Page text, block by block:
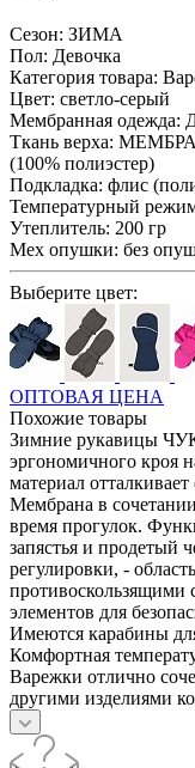
Сезон: ЗИМА
Пол: Девочка
Категория товара:
Цвет: светло-серый
Мембранная одежда:
Ткань верха:
(100% полиэстер)
Подкладка: флис
Температурный
Утеплитель: 200 гр
Мех опушки: без
Выберите цвет:
ОПТОВАЯ ЦЕНА
Похожие товары
Зимние рукавицы
эргономичного кроя
материал
Мембрана в
время прогулок.
запястья и продетый
регулировки, -
противоскользящими
элементов для
Имеются карабины
Комфортная
Варежки отлично
другими изделиями